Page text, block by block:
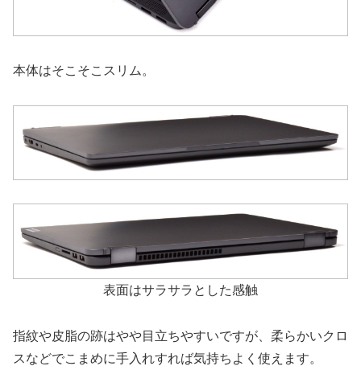
本体はそこそこスリム。
表面はサラサラとした感触
指紋や皮脂の跡はやや目立ちやすいですが、柔らかいクロ
スなどでこまめに手入れすれば気持ちよく使えます。